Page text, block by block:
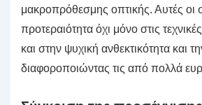
μακροπρόθεσμης οπτικής. Αυτές οι
προτεραιότητα όχι μόνο στις
και στην ψυχική ανθεκτικότητα και
διαφοροποιώντας τις από πολλά